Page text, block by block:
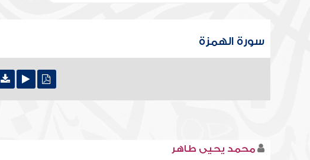
سورة الهمزة
محمد يحيى طاهر